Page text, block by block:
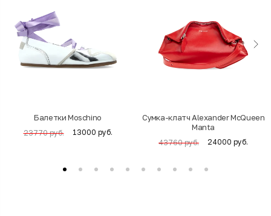
Балетки Moschino
23770 руб. 13000 руб.
Cумка-клатч Alexander McQueen
Manta
43760 руб. 24000 руб.